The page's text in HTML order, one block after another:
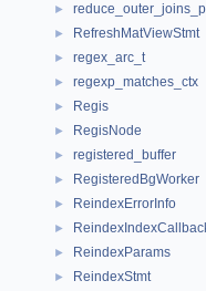
►
► RefreshMatViewStmt
► regex_arc_t
► regexp_matches_ctx
► Regis
► RegisNode
► registered_buffer
► RegisteredBgWorker
► ReindexErrorInfo
►
► ReindexParams
► ReindexStmt